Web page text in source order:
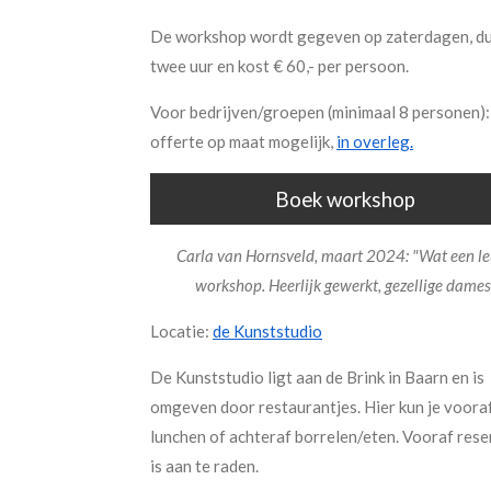
De workshop wordt gegeven op zaterdagen,
twee uur en kost € 60,- per persoon.
Voor bedrijven/groepen (minimaal 8 personen):
offerte op maat mogelijk, in overleg.
Boek workshop
Carla van Hornsveld, maart 2024: "Wat een
workshop. Heerlijk gewerkt, gezellige
Locatie: de Kunststudio
De Kunststudio ligt aan de Brink in Baarn en is
omgeven door restaurantjes. Hier kun je
lunchen of achteraf borrelen/eten. Vooraf
is aan te raden.